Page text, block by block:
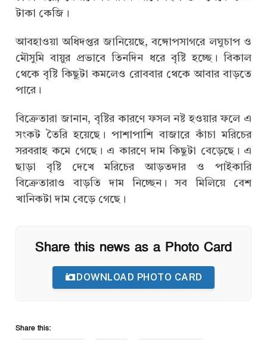
টাকা কেজি।
আবহাওয়া অধিদপ্তর জানিয়েছে, বঙ্গোপসাগরে লঘুচাপ ও
মৌসুমি বায়ুর প্রভাবে তিনদিন ধরে বৃষ্টি হচ্ছে। বিকাল
থেকে বৃষ্টি কিছুটা কমলেও রোববার থেকে আবার বাড়তে
পারে।
বিক্রেতারা জানান, বৃষ্টির কারণে ফসল নষ্ট হওয়ার ফলে এ
সংকট তৈরি হয়েছে। পাশাপাশি বাজারে কাঁচা মরিচের
সরবরাহ কমে গেছে। এ কারণে দাম কিছুটা বেড়েছে। এ
ছাড়া বৃষ্টি দেখে মরিচের আড়তদার ও পাইকারি
বিক্রেতারাও বাড়তি দাম নিচ্ছেন। সব মিলিয়ে বেশ
খানিকটা দাম বেড়ে গেছে।
Share this news as a Photo Card
DOWNLOAD PHOTO CARD
Share this: